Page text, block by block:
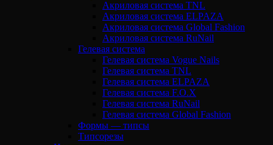
Акриловая система TNL
Акриловая система ELPAZA
Акриловая система Global Fashion
Акриловая система RuNail
Гелевая система
Гелевая система Vogue Nails
Гелевая система TNL
Гелевая система ELPAZA
Гелевая система F.O.X
Гелевая система RuNail
Гелевая система Global Fashion
Формы — типсы
Типсорезы